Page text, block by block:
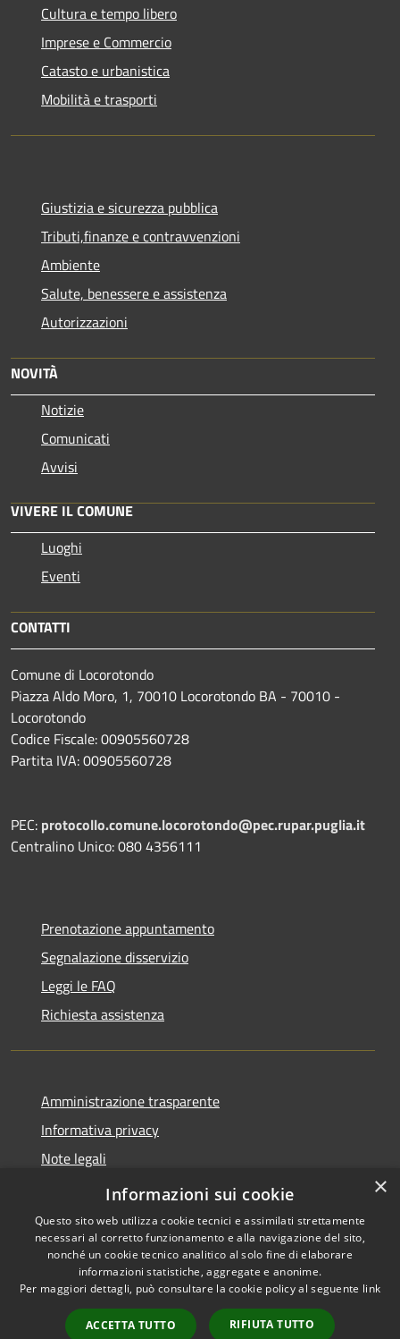
Cultura e tempo libero
Imprese e Commercio
Catasto e urbanistica
Mobilità e trasporti
Giustizia e sicurezza pubblica
Tributi,finanze e contravvenzioni
Ambiente
Salute, benessere e assistenza
Autorizzazioni
NOVITÀ
Notizie
Comunicati
Avvisi
VIVERE IL COMUNE
Luoghi
Eventi
CONTATTI
Comune di Locorotondo
Piazza Aldo Moro, 1, 70010 Locorotondo BA - 70010 -
Locorotondo
Codice Fiscale: 00905560728
Partita IVA: 00905560728
PEC: protocollo.comune.locorotondo@pec.rupar.puglia.it
Centralino Unico: 080 4356111
Prenotazione appuntamento
Segnalazione disservizio
Leggi le FAQ
Richiesta assistenza
Amministrazione trasparente
Informativa privacy
Note legali
Dichiarazione di accessibilità
Accessibilità
Copyright © 2026 • Comune di
Locorotondo • Powered by
Municipium•
Accesso
×
Informazioni sui cookie
Questo sito web utilizza cookie tecnici e assimilati strettamente
necessari al corretto funzionamento e alla navigazione del sito,
nonché un cookie tecnico analitico al solo fine di elaborare
informazioni statistiche, aggregate e anonime.
Per maggiori dettagli, può consultare la cookie policy al seguente link
ACCETTA TUTTO RIFIUTA TUTTO